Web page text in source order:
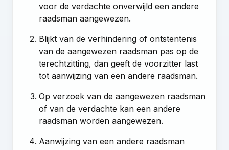
voor de verdachte onverwijld een andere
raadsman aangewezen.
Blijkt van de verhindering of ontstentenis
van de aangewezen raadsman pas op de
terechtzitting, dan geeft de voorzitter last
tot aanwijzing van een andere raadsman.
Op verzoek van de aangewezen raadsman
of van de verdachte kan een andere
raadsman worden aangewezen.
Aanwijzing van een andere raadsman